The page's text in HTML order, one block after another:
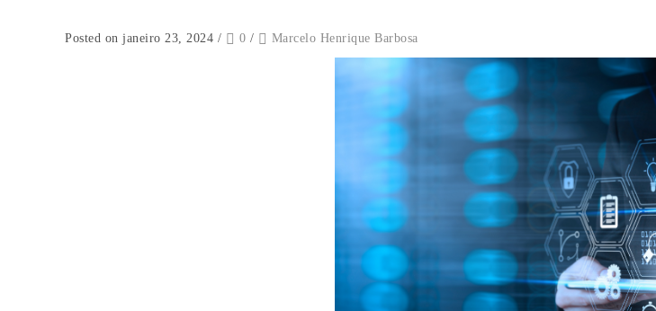
Posted on janeiro 23, 2024 / 0 / Marcelo Henrique Barbosa